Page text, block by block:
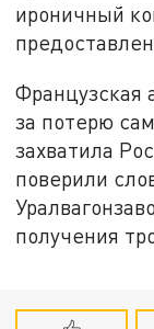
ироничный
Французская
за потерю
захватила
поверили
получения